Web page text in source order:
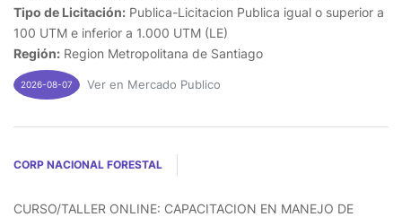
Tipo de Licitación: Publica-Licitacion Publica igual o superior a
100 UTM e inferior a 1.000 UTM (LE)
Región: Region Metropolitana de Santiago
2026-08-07 Ver en Mercado Publico
CORP NACIONAL FORESTAL
CURSO/TALLER ONLINE: CAPACITACION EN MANEJO DE